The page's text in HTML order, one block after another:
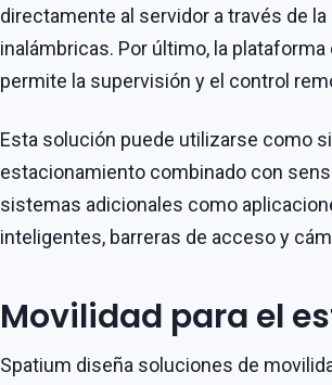
directamente al servidor a través de
inalámbricas. Por último, la
permite la supervisión y el control
Esta solución puede utilizarse como
estacionamiento combinado con
sistemas adicionales como
inteligentes, barreras de acceso y
Movilidad para el
Spatium diseña soluciones de